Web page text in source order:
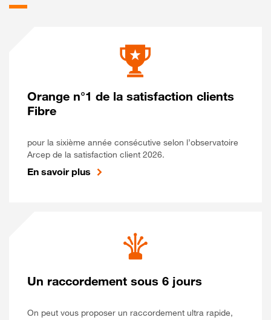
Orange n°1 de la satisfaction clients
Fibre
pour la sixième année consécutive selon l’observatoire
Arcep de la satisfaction client 2026.
En savoir plus
Un raccordement sous 6 jours
On peut vous proposer un raccordement ultra rapide,